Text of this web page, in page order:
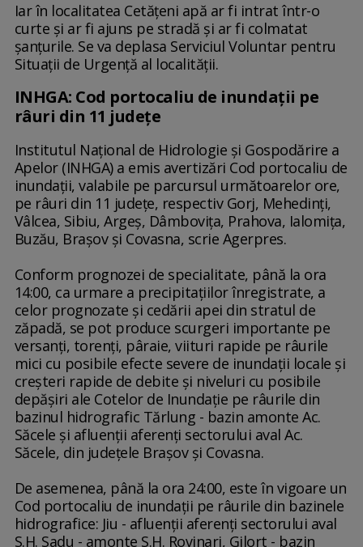
Iar în localitatea Cetățeni apă ar fi intrat într-o
curte și ar fi ajuns pe stradă și ar fi colmatat
șanțurile. Se va deplasa Serviciul Voluntar pentru
Situații de Urgență al localității.
INHGA: Cod portocaliu de inundaţii pe
râuri din 11 judeţe
Institutul Naţional de Hidrologie şi Gospodărire a
Apelor (INHGA) a emis avertizări Cod portocaliu de
inundaţii, valabile pe parcursul următoarelor ore,
pe râuri din 11 judeţe, respectiv Gorj, Mehedinţi,
Vâlcea, Sibiu, Argeş, Dâmboviţa, Prahova, Ialomiţa,
Buzău, Braşov şi Covasna, scrie Agerpres.
Conform prognozei de specialitate, până la ora
14:00, ca urmare a precipitaţiilor înregistrate, a
celor prognozate şi cedării apei din stratul de
zăpadă, se pot produce scurgeri importante pe
versanţi, torenţi, pâraie, viituri rapide pe râurile
mici cu posibile efecte severe de inundaţii locale şi
creşteri rapide de debite şi niveluri cu posibile
depăşiri ale Cotelor de Inundaţie pe râurile din
bazinul hidrografic Tărlung - bazin amonte Ac.
Săcele şi afluenţii aferenţi sectorului aval Ac.
Săcele, din judeţele Braşov şi Covasna.
De asemenea, până la ora 24:00, este în vigoare un
Cod portocaliu de inundaţii pe râurile din bazinele
hidrografice: Jiu - afluenţii aferenţi sectorului aval
S.H. Sadu - amonte S.H. Rovinari, Gilort - bazin